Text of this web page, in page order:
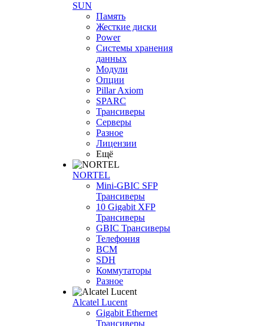
SUN
Память
Жесткие диски
Power
Системы хранения
данных
Модули
Опции
Pillar Axiom
SPARC
Трансиверы
Серверы
Разное
Лицензии
Ещё
NORTEL
Mini-GBIC SFP
Трансиверы
10 Gigabit XFP
Трансиверы
GBIC Трансиверы
Телефония
BCM
SDH
Коммутаторы
Разное
Alcatel Lucent
Gigabit Ethernet
Трансиверы